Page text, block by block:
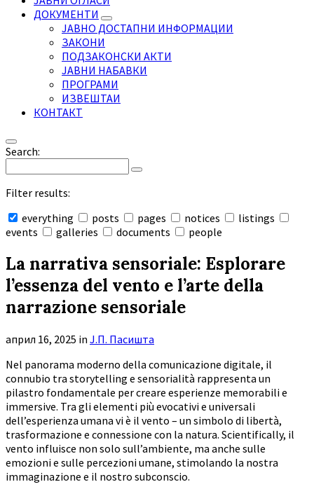
ДОКУМЕНТИ
ЈАВНО ДОСТАПНИ ИНФОРМАЦИИ
ЗАКОНИ
ПОДЗАКОНСКИ АКТИ
ЈАВНИ НАБАВКИ
ПРОГРАМИ
ИЗВЕШТАИ
КОНТАКТ
Search:
Filter results:
everything
posts pages notices
listings
events
galleries documents people
search
La narrativa sensoriale: Esplorare
l’essenza del vento e l’arte della
narrazione sensoriale
април 16, 2025 in Ј.П. Пасишта
Nel panorama moderno della comunicazione digitale, il
connubio tra storytelling e sensorialità rappresenta un
pilastro fondamentale per creare esperienze memorabili e
immersive. Tra gli elementi più evocativi e universali
dell’esperienza umana vi è il vento – un simbolo di libertà,
trasformazione e connessione con la natura. Scientifically, il
vento influisce non solo sull’ambiente, ma anche sulle
emozioni e sulle percezioni umane, stimolando la nostra
immaginazione e il nostro subconscio.